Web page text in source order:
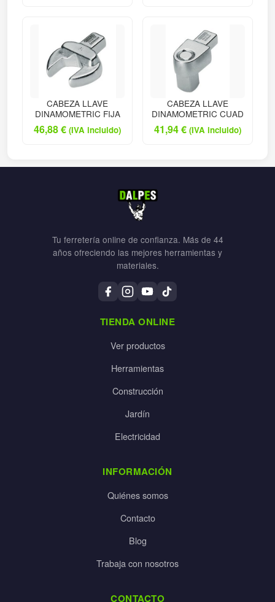
CABEZA LLAVE
DINAMOMETRIC FIJA
46,88€ (IVA incluido)
CABEZA LLAVE
DINAMOMETRIC CUAD
41,94€ (IVA incluido)
Tu ferretería online de confianza. Más de 44
años ofreciendo las mejores herramientas y
materiales.
TIENDA ONLINE
Ver productos
Herramientas
Construcción
Jardín
Electricidad
INFORMACIÓN
Quiénes somos
Contacto
Blog
Trabaja con nosotros
CONTACTO